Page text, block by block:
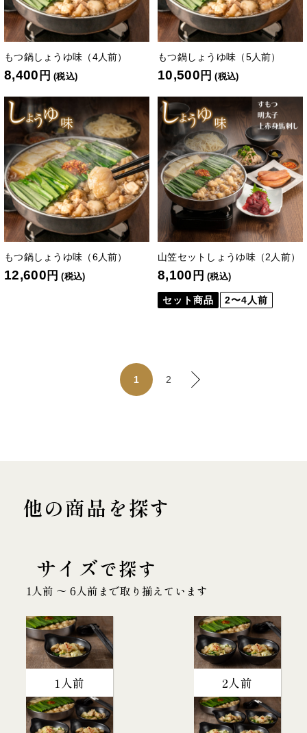
もつ鍋しょうゆ味（4人前）
8,400 円 (税込)
もつ鍋しょうゆ味（5人前）
10,500 円 (税込)
もつ鍋しょうゆ味（6人前）
12,600 円 (税込)
山笠セットしょうゆ味（2人前）
8,100 円 (税込)
セット商品 2〜4人前
1 2
他の商品を探す
サイズで探す
1人前 〜 6人前まで取り揃えています
1人前 2人前